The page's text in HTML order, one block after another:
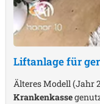
Liftanlage für
Älteres Modell (Jahr
Krankenkasse